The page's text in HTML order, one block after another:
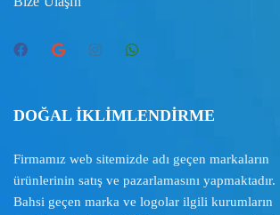
DOĞAL İKLİMLENDİRME
Firmamız web sitemizde adı geçen markaların
ürünlerinin satış ve pazarlamasını yapmaktadır.
Bahsi geçen marka ve logolar ilgili kurumların